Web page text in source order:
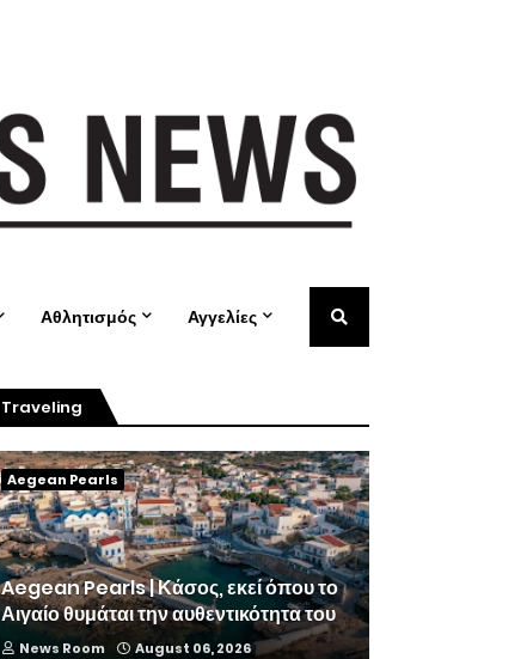
Αθλητισμός Αγγελίες
Traveling
Aegean Pearls
Aegean Pearls | Κάσος, εκεί όπου το
Αιγαίο θυμάται την αυθεντικότητα του
News Room August 06, 2026